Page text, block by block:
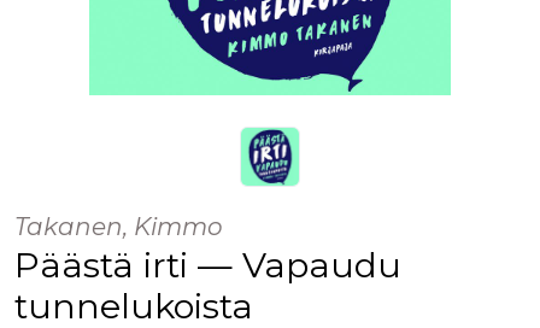
Takanen, Kimmo
Päästä irti — Vapaudu
tunnelukoista